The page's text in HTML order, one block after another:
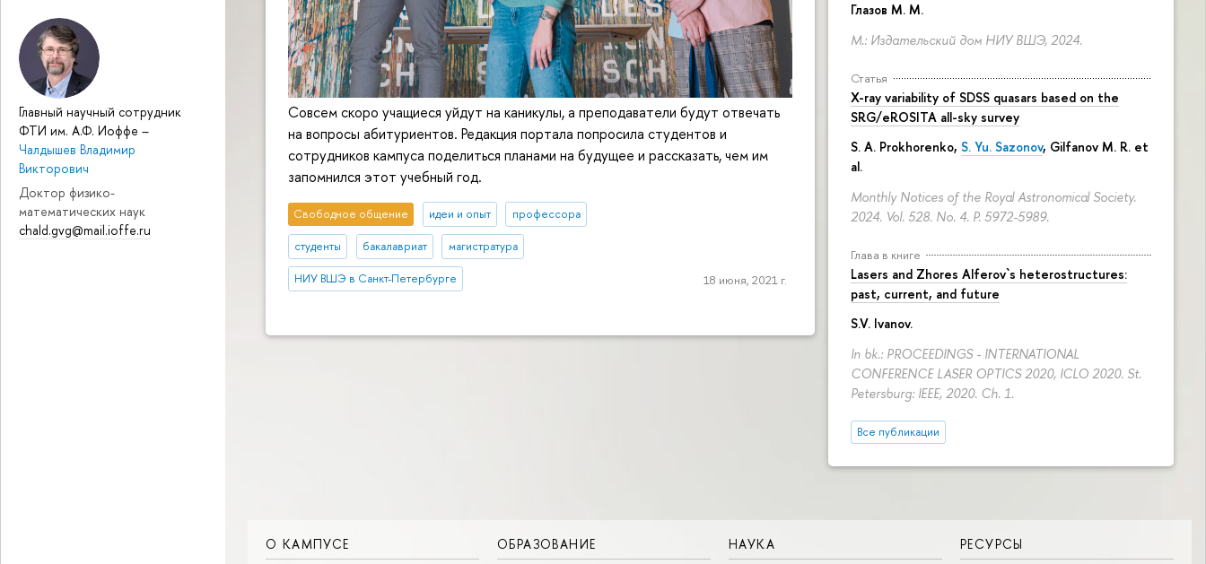
Главный научный сотрудник
ФТИ им. А.Ф. Иоффе –
Чалдышев Владимир
Викторович
Доктор физико-
математических наук
chald.gvg@mail.ioffe.ru
Глазов М. М.
М.: Издательский дом НИУ ВШЭ, 2024.
Статья
X-ray variability of SDSS quasars based on the
SRG/eROSITA all-sky survey
S. A. Prokhorenko, S. Yu. Sazonov, Gilfanov M. R. et
al.
Monthly Notices of the Royal Astronomical Society.
2024. Vol. 528. No. 4. P. 5972-5989.
Глава в книге
Lasers and Zhores Alferov`s heterostructures:
past, current, and future
S.V. Ivanov.
In bk.: PROCEEDINGS - INTERNATIONAL
CONFERENCE LASER OPTICS 2020, ICLO 2020. St.
Petersburg: IEEE, 2020. Ch. 1.
Все публикации
Совсем скоро учащиеся уйдут на каникулы, а преподаватели будут отвечать
на вопросы абитуриентов. Редакция портала попросила студентов и
сотрудников кампуса поделиться планами на будущее и рассказать, чем им
запомнился этот учебный год.
Свободное общение идеи и опыт профессора
студенты бакалавриат магистратура
НИУ ВШЭ в Санкт-Петербурге 18 июня, 2021 г.
О КАМПУСЕ
ОБРАЗОВАНИЕ
НАУКА
РЕСУРСЫ